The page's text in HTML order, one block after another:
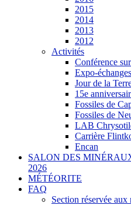
2015
2014
2013
2012
Activités
Conférence
Expo-
Jour de la
15e
Fossiles de
Fossiles de
LAB
Carrière
Encan
SALON DES
2026
MÉTÉORITE
FAQ
Section réservée aux